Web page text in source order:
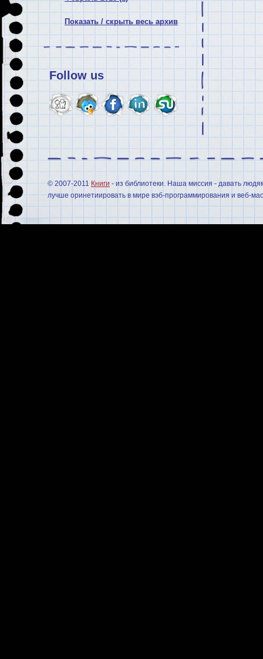
Показать / скрыть весь архив
Follow us
© 2007-2011 Книги - из библиотеки. Наша миссия - давать
лучше оринетиировать в мире вэб-программирования и веб-